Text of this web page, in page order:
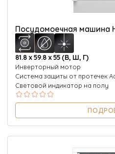
Посудомоечная машина
81.8 х 59.8 х 55 (В, Ш, Г)
Инверторный мотор
Система защиты от протечек
Световой индикатор на полу